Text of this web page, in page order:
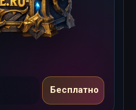
Бесплатно